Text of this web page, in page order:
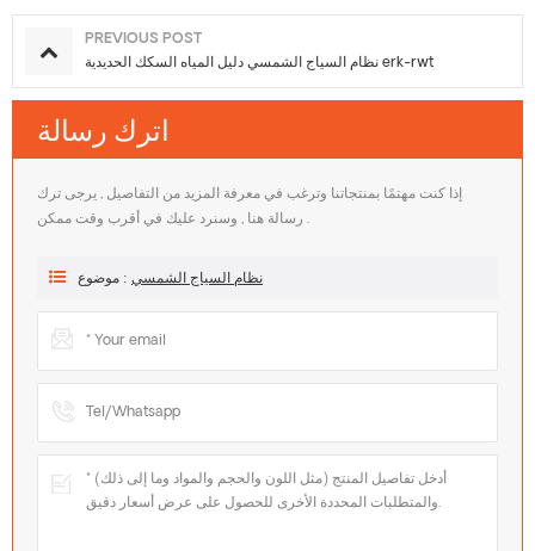
PREVIOUS POST
نظام السياج الشمسي دليل المياه السكك الحديدية erk-rwt
اترك رسالة
إذا كنت مهتمًا بمنتجاتنا وترغب في معرفة المزيد من التفاصيل , يرجى ترك
رسالة هنا , وسنرد عليك في أقرب وقت ممكن .
موضوع : نظام السياج الشمسي